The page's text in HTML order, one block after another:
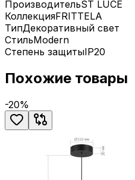
ПроизводительST LUCE
КоллекцияFRITTELA
ТипДекоративный свет
СтильModern
Степень защитыIP20
Похожие товары
-20%